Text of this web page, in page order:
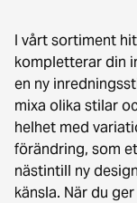
I vårt sortiment
kompletterar din
en ny
mixa olika stilar
helhet med
förändring, som
nästintill ny
känsla. När du